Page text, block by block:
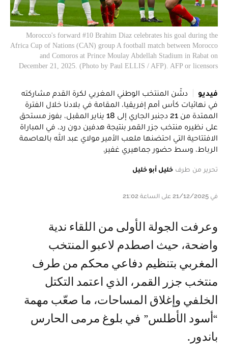
Morocco's forward #10 Brahim Diaz celebrates his goal during the
Africa Cup of Nations (CAN) group A football match between Morocco
and Comoros at Prince Moulay Abdellah Stadium in Rabat on
December 21, 2025. (Photo by Paul ELLIS / AFP). AFP or licensors
فيديو
دشّن المنتخب الوطني المغربي لكرة القدم مشاركته
في نهائيات كأس أمم إفريقيا، المقامة في بلادنا خلال الفترة
الممتدة من 21 دجنبر الجاري إلى 18 يناير المقبل، بفوز مستحق
على نظيره منتخب جزر القمر بنتيجة هدفين دون رد، في المباراة
الافتتاحية التي احتضنها ملعب الأمير مولاي عبد الله بالعاصمة
الرباط، وسط حضور جماهيري غفير.
تحرير من طرف خليل أبو خليل
في 21/12/2025 على الساعة 21:02
وعرفت الجولة الأولى من اللقاء ندية
واضحة، حيث اصطدم لاعبو المنتخب
المغربي بتنظيم دفاعي محكم من طرف
منتخب جزر القمر، الذي اعتمد التكتل
الخلفي وإغلاق المساحات، ما صعّب مهمة
“أسود الأطلس” في بلوغ مرمى الحارس
باندور.